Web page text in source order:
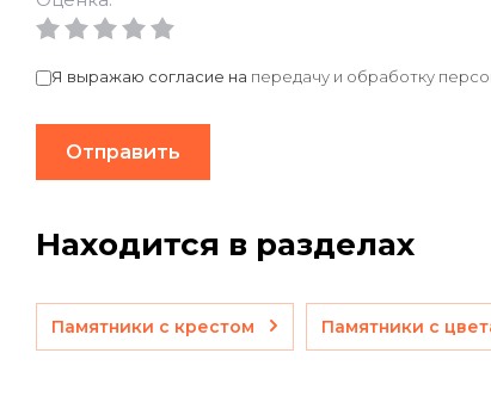
Я выражаю согласие на передачу и обработку
Отправить
Находится в разделах
Памятники с крестом Памятники с